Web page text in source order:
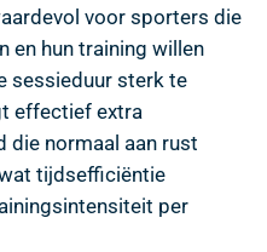
voor sporters die
en hun training willen
sessieduur sterk te
effectief extra
die normaal aan rust
tijdsefficiëntie
per